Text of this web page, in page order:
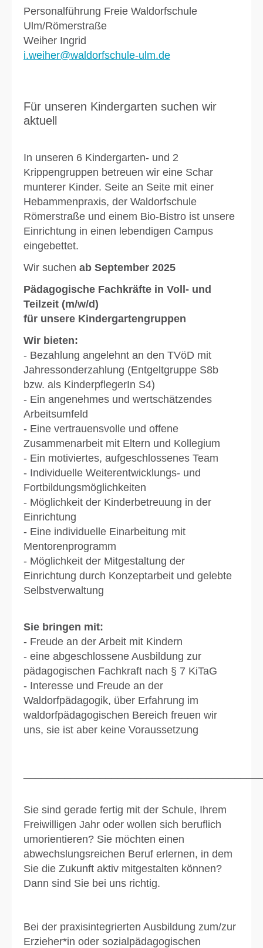
Personalführung Freie Waldorfschule
Ulm/Römerstraße
Weiher Ingrid
i.weiher@waldorfschule-ulm.de
Für unseren Kindergarten suchen wir
aktuell
In unseren 6 Kindergarten- und 2
Krippengruppen betreuen wir eine Schar
munterer Kinder. Seite an Seite mit einer
Hebammenpraxis, der Waldorfschule
Römerstraße und einem Bio-Bistro ist unsere
Einrichtung in einen lebendigen Campus
eingebettet.
Wir suchen ab September 2025
Pädagogische Fachkräfte in Voll- und
Teilzeit (m/w/d)
für unsere Kindergartengruppen
Wir bieten:
- Bezahlung angelehnt an den TVöD mit
Jahressonderzahlung (Entgeltgruppe S8b
bzw. als KinderpflegerIn S4)
- Ein angenehmes und wertschätzendes
Arbeitsumfeld
- Eine vertrauensvolle und offene
Zusammenarbeit mit Eltern und Kollegium
- Ein motiviertes, aufgeschlossenes Team
- Individuelle Weiterentwicklungs- und
Fortbildungsmöglichkeiten
- Möglichkeit der Kinderbetreuung in der
Einrichtung
- Eine individuelle Einarbeitung mit
Mentorenprogramm
- Möglichkeit der Mitgestaltung der
Einrichtung durch Konzeptarbeit und gelebte
Selbstverwaltung
Sie bringen mit:
- Freude an der Arbeit mit Kindern
- eine abgeschlossene Ausbildung zur
pädagogischen Fachkraft nach § 7 KiTaG
- Interesse und Freude an der
Waldorfpädagogik, über Erfahrung im
waldorfpädagogischen Bereich freuen wir
uns, sie ist aber keine Voraussetzung
Sie sind gerade fertig mit der Schule, Ihrem
Freiwilligen Jahr oder wollen sich beruflich
umorientieren? Sie möchten einen
abwechslungsreichen Beruf erlernen, in dem
Sie die Zukunft aktiv mitgestalten können?
Dann sind Sie bei uns richtig.
Bei der praxisintegrierten Ausbildung zum/zur
Erzieher*in oder sozialpädagogischen